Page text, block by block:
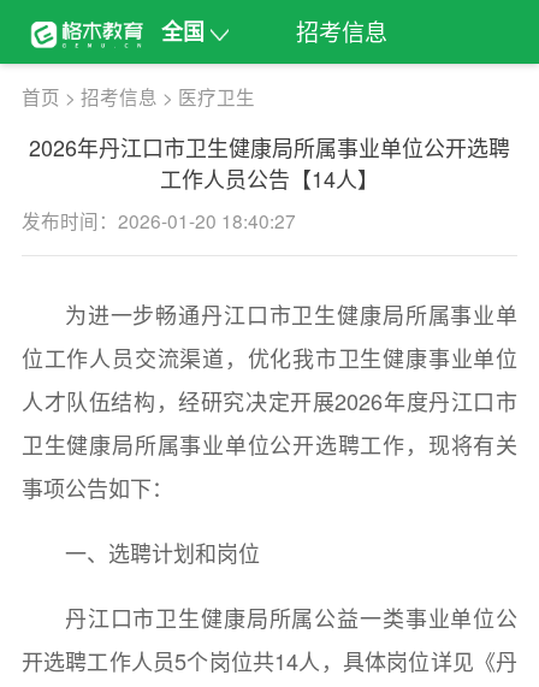
全国 招考信息
首页 > 招考信息 > 医疗卫生
2026年丹江口市卫生健康局所属事业单位公开选聘
工作人员公告【14人】
发布时间：2026-01-20 18:40:27
为进一步畅通丹江口市卫生健康局所属事业单
位工作人员交流渠道，优化我市卫生健康事业单位
人才队伍结构，经研究决定开展2026年度丹江口市
卫生健康局所属事业单位公开选聘工作，现将有关
事项公告如下：
一、选聘计划和岗位
丹江口市卫生健康局所属公益一类事业单位公
开选聘工作人员5个岗位共14人，具体岗位详见《丹